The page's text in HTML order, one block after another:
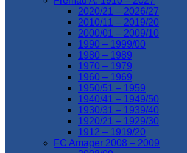
2020/21 – 2026/27
2010/11 – 2019/20
2000/01 – 2009/10
1990 – 1999/00
1980 – 1989
1970 – 1979
1960 – 1969
1950/51 – 1959
1940/41 – 1949/50
1930/31 – 1939/40
1920/21 – 1929/30
1912 – 1919/20
FC Amager 2008 – 2009